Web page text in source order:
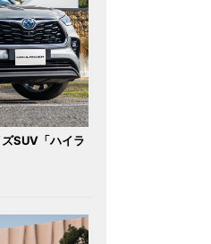
SUV「ハイラ